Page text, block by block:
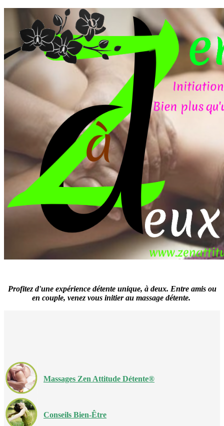
Profitez d'une expérience détente unique, à deux. Entre amis ou
en couple, venez vous initier au massage détente.
Massages Zen Attitude Détente®
Conseils Bien-Être